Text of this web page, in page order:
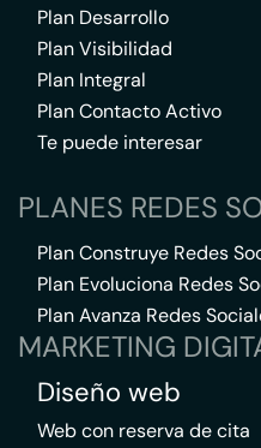
Plan Desarrollo
Plan Visibilidad
Plan Integral
Plan Contacto Activo
Te puede interesar
PLANES REDES
Plan Construye Redes
Plan Evoluciona Redes
Plan Avanza Redes
MARKETING
Diseño web
Web con reserva de cita